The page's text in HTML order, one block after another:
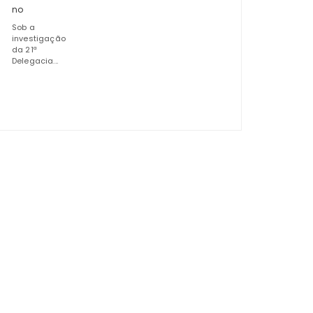
no
Sob a
investigação
da 21ª
Delegacia...